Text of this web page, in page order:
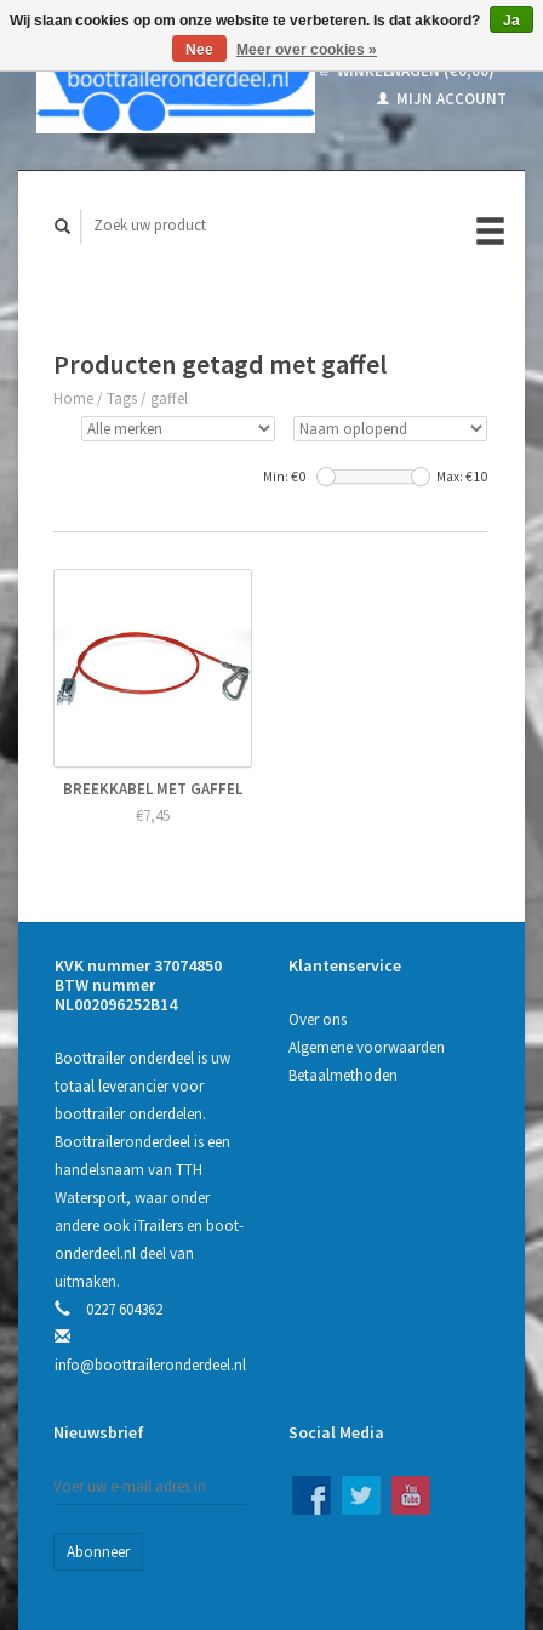
WINKELWAGEN (€0,00)
MIJN ACCOUNT
Producten getagd met gaffel
Home / Tags / gaffel
Min: €0 Max: €10
BREEKKABEL MET GAFFEL
€7,45
KVK nummer 37074850
BTW nummer
NL002096252B14
Boottrailer onderdeel is uw
totaal leverancier voor
boottrailer onderdelen.
Boottraileronderdeel is een
handelsnaam van TTH
Watersport, waar onder
andere ook iTrailers en boot-
onderdeel.nl deel van
uitmaken.
0227 604362
info@boottraileronderdeel.nl
Klantenservice
Over ons
Algemene voorwaarden
Betaalmethoden
Nieuwsbrief
Abonneer
Social Media
Wij slaan cookies op om onze website te verbeteren. Is dat akkoord?
Ja
Nee
Meer over cookies »